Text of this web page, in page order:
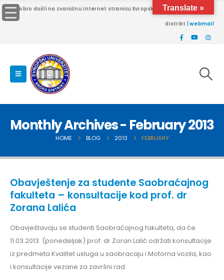
Dobro došli na zvaničnu internet stranicu Evropskog univerziteta Brčko
distrikt |webmail
Monthly Archives - February 2013
HOME BLOG 2013 FEBRUARY
Obavještenje za studente Saobraćajnog
fakulteta – konsultacije kod prof. dr
Zorana Lalića
Obavještavaju se studenti Saobraćajnog fakulteta, da će
11.03.2013. (ponedeljak) prof. dr Zoran Lalić održati konsultacije
iz predmeta Kvalitet usluga u saobracaju i Motorna vozila, kao
i konsultacije vezane za završni rad.
Translate »